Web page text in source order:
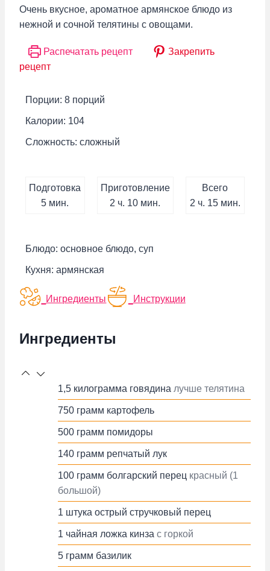
Очень вкусное, ароматное армянское блюдо из
нежной и сочной телятины с овощами.
Распечатать рецепт
Закрепить
рецепт
Порции: 8 порций
Калории: 104
Сложность: сложный
Подготовка
5минут
мин.
Приготовление
2 час.
ч. 10минут
мин.
Всего
2час.
ч. 15минут
мин.
Блюдо: основное блюдо, суп
Кухня: армянская
Ингредиенты Инструкции
Ингредиенты
1,5 килограмма говядина лучше телятина
750 грамм картофель
500 грамм помидоры
140 грамм репчатый лук
100 грамм болгарский перец красный (1
большой)
1 штука острый стручковый перец
1 чайная ложка кинза с горкой
5 грамм базилик